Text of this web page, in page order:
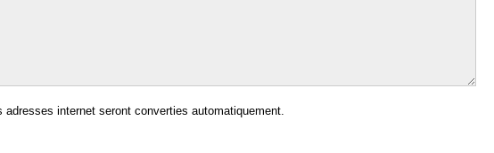
internet seront converties automatiquement.